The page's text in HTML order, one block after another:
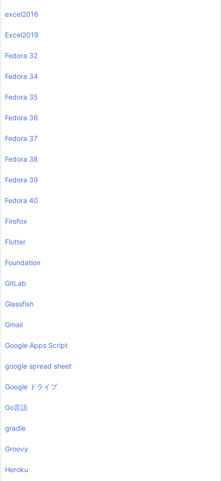
excel2016
Excel2019
Fedora 32
Fedora 34
Fedora 35
Fedora 36
Fedora 37
Fedora 38
Fedora 39
Fedora 40
Firefox
Flutter
Foundation
GitLab
Glassfish
Gmail
Google Apps Script
google spread sheet
Google ドライブ
Go言語
gradle
Groovy
Heroku